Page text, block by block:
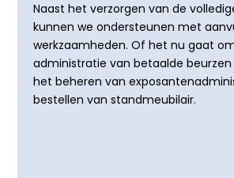
Naast het verzorgen van de
kunnen we ondersteunen met
werkzaamheden. Of het nu gaat
administratie van betaalde
het beheren van
bestellen van standmeubilair.